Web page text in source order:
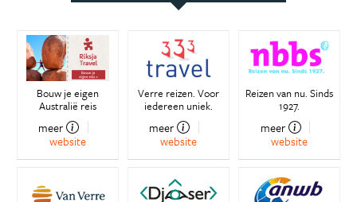
Bouw je eigen
Australië reis
meer
website
Verre reizen. Voor
iedereen uniek.
meer
website
Reizen van nu. Sinds
1927.
meer
website